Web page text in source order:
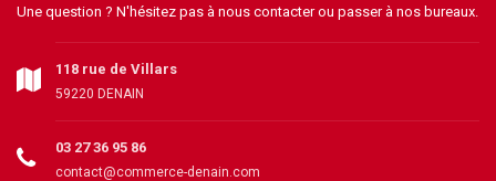
Une question ? N'hésitez pas à nous contacter ou passer à nos bureaux.
118 rue de Villars
59220 DENAIN
03 27 36 95 86
contact@commerce-denain.com